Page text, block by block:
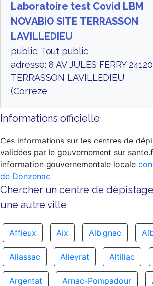
Laboratoire test Covid LBM
NOVABIO SITE TERRASSON
LAVILLEDIEU
public: Tout public
adresse: 8 AV JULES FERRY 24120
TERRASSON LAVILLEDIEU
(Correze
Informations officielle
Ces informations sur les centres de
validées par le gouvernement sur
information gouvernementale locale
de Donzenac
Chercher un centre de
une autre ville
Affieux Aix Albignac
Allassac Alleyrat Altillac
Argentat Arnac-Pompadour